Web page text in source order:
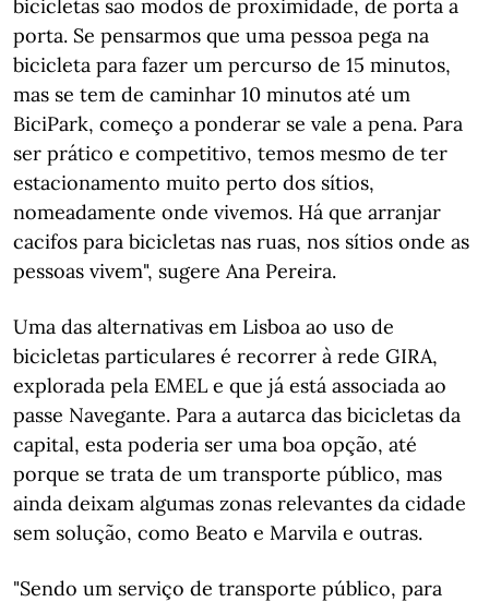
bicicletas são modos de proximidade, de porta a
porta. Se pensarmos que uma pessoa pega na
bicicleta para fazer um percurso de 15 minutos,
mas se tem de caminhar 10 minutos até um
BiciPark, começo a ponderar se vale a pena. Para
ser prático e competitivo, temos mesmo de ter
estacionamento muito perto dos sítios,
nomeadamente onde vivemos. Há que arranjar
cacifos para bicicletas nas ruas, nos sítios onde as
pessoas vivem", sugere Ana Pereira.
Uma das alternativas em Lisboa ao uso de
bicicletas particulares é recorrer à rede GIRA,
explorada pela EMEL e que já está associada ao
passe Navegante. Para a autarca das bicicletas da
capital, esta poderia ser uma boa opção, até
porque se trata de um transporte público, mas
ainda deixam algumas zonas relevantes da cidade
sem solução, como Beato e Marvila e outras.
"Sendo um serviço de transporte público, para